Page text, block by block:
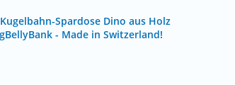
Spardose Dino aus Holz
- Made in Switzerland!